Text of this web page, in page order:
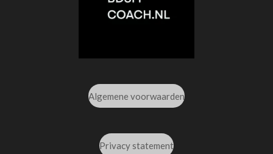
Algemene voorwaarden
Privacy statement